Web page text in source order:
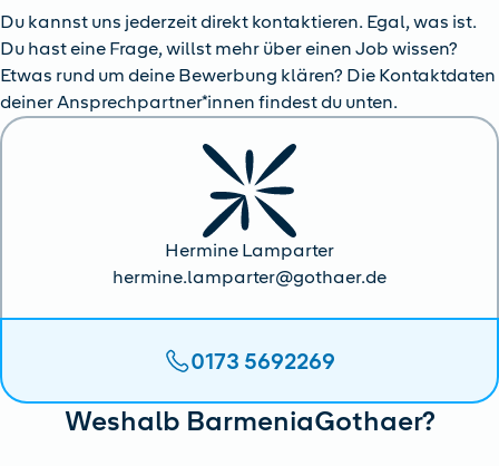
Du kannst uns jederzeit direkt kontaktieren. Egal, was ist.
Du hast eine Frage, willst mehr über einen Job wissen?
Etwas rund um deine Bewerbung klären? Die Kontaktdaten
deiner Ansprechpartner*innen findest du unten.
Hermine Lamparter
hermine.lamparter@gothaer.de
0173 5692269
Weshalb BarmeniaGothaer?